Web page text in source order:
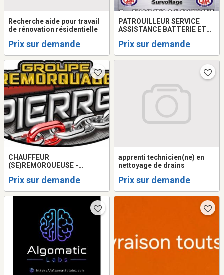
Recherche aide pour travail
de rénovation résidentielle
Prix sur demande
PATROUILLEUR SERVICE
ASSISTANCE BATTERIE ET
REMORQUEUSE/TOWING
Prix sur demande
CHAUFFEUR
(SE)REMORQUEUSE -
CHAUFFEUR DE QUICK
Prix sur demande
apprenti technicien(ne) en
nettoyage de drains
Prix sur demande